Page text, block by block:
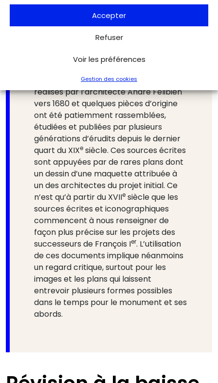
Accepter
Refuser
Voir les préférences
Gestion des cookies
entre 1519 et la mort de François I
aléas des administrations royales en
perte ou à la dispersion de cette
des registres des comptes ont été
réalisés par l’architecte André Félibien
vers 1680 et quelques pièces d’origine
ont été patiemment rassemblées,
étudiées et publiées par plusieurs
générations d’érudits depuis le dernier
quart du XIXe siècle. Ces sources écrites
sont appuyées par de rares plans dont
un dessin d’une maquette attribuée à
un des architectes du projet initial. Ce
n’est qu’à partir du XVIIe siècle que les
sources écrites et iconographiques
commencent à nous renseigner de
façon plus précise sur les projets des
successeurs de François Ier. L’utilisation
de ces documents implique néanmoins
un regard critique, surtout pour les
images et les plans qui laissent
entrevoir plusieurs formes possibles
dans le temps pour le monument et ses
abords.